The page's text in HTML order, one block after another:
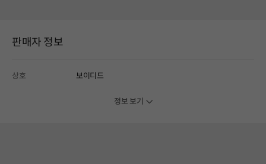
판매자 정보
상호 보이디드
정보 보기